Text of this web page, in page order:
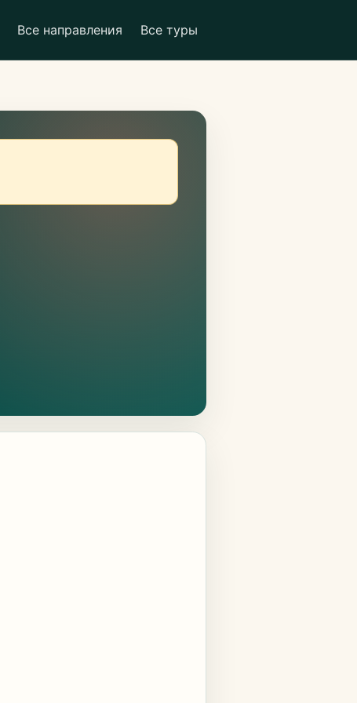
Все направления Все туры